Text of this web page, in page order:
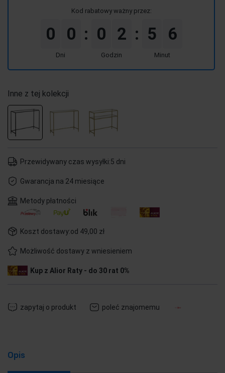
Kod rabatowy ważny przez:
0 0
Dni
: 0 2
Godzin
: 5 6
Minut
Inne z tej kolekcji
Przewidywany czas wysyłki:5 dni
Gwarancja na 24 miesiące
Metody płatności
Koszt dostawy:od 49,00 zł
Możliwość dostawy z wniesieniem
Kup z Alior Raty - do 30 rat 0%
zapytaj o produkt poleć znajomemu
Opis